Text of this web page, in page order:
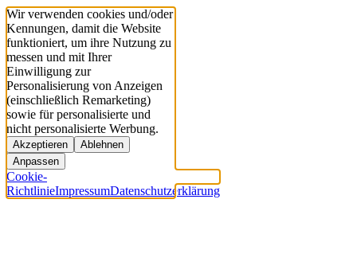
Wir verwenden cookies und/oder
Kennungen, damit die Website
funktioniert, um ihre Nutzung zu
messen und mit Ihrer
Einwilligung zur
Personalisierung von Anzeigen
(einschließlich Remarketing)
sowie für personalisierte und
nicht personalisierte Werbung.
Akzeptieren
Ablehnen
Anpassen
Cookie-
RichtlinieImpressumDatenschutzerklärung